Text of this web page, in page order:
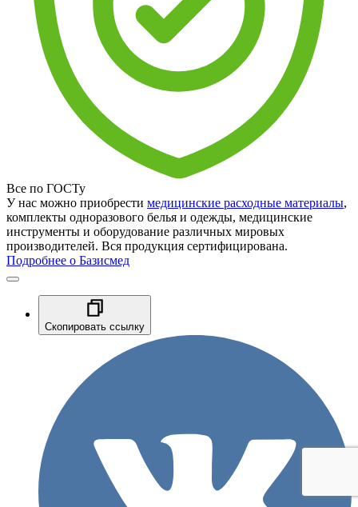
Все по ГОСТу
У нас можно приобрести медицинские расходные материалы,
комплекты одноразового белья и одежды, медицинские
инструменты и оборудование различных мировых
производителей. Вся продукция сертифицирована.
Подробнее о Базисмед
Скопировать ссылку